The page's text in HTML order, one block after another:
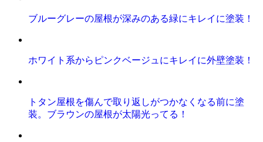
ブルーグレーの屋根が深みのある緑にキレイに塗装！
ホワイト系からピンクベージュにキレイに外壁塗装！
トタン屋根を傷んで取り返しがつかなくなる前に塗
装。ブラウンの屋根が太陽光ってる！